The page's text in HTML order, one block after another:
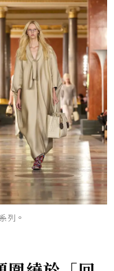
列。